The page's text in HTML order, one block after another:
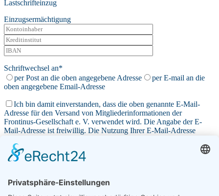
Lastschrifteinzug
Einzugsermächtigung
Schriftwechsel an*
per Post an die oben angegebene Adresse
per E-mail an die
oben angegebene Email-Adresse
Ich bin damit einverstanden, dass die oben genannte E-Mail-
Adresse für den Versand von Mitgliederinformationen der
Frontinus-Gesellschaft e. V. verwendet wird. Die Angabe der E-
Mail-Adresse ist freiwillig. Die Nutzung Ihrer E-Mail-Adresse
Ich ermächtige die Frontinus-Gesellschaft e. V. c/o Sabine
meinem Konto mittels Lastschrift einzuziehen. Zugleich weise ich